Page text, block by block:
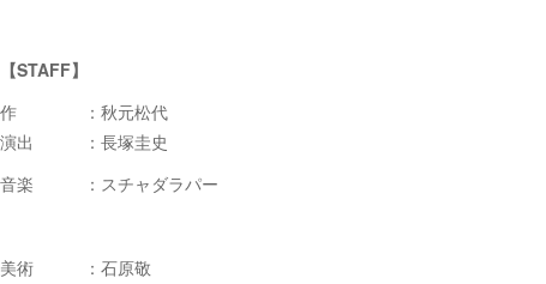
【STAFF】
作 ：秋元松代
演出 ：長塚圭史
音楽 ：スチャダラパー
美術 ：石原敬